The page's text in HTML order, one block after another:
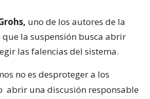
uno de los autores de la
la suspensión busca abrir
las falencias del sistema.
no es desproteger a los
abrir una discusión responsable